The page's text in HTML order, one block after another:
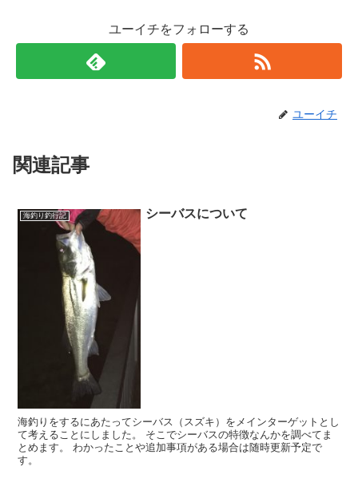
ユーイチをフォローする
ユーイチ
関連記事
海釣り釣行記 シーバスについて
海釣りをするにあたってシーバス（スズキ）をメインターゲットとし
て考えることにしました。 そこでシーバスの特徴なんかを調べてま
とめます。 わかったことや追加事項がある場合は随時更新予定で
す。